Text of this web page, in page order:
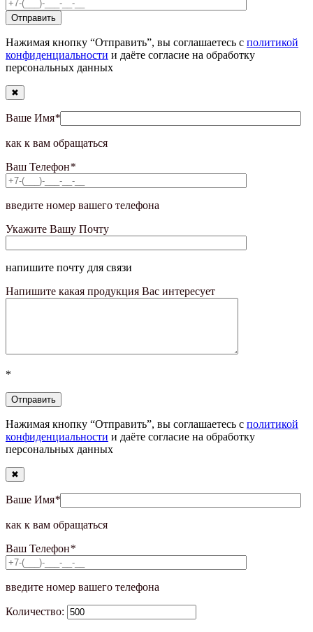
Нажимая кнопку “Отправить”, вы соглашаетесь с политикой
конфиденциальности и даёте согласие на обработку
персональных данных
✖
Ваше Имя*
как к вам обращаться
Ваш Телефон*
введите номер вашего телефона
Укажите Вашу Почту
напишите почту для связи
Напишите какая продукция Вас интересует
*
Нажимая кнопку “Отправить”, вы соглашаетесь с политикой
конфиденциальности и даёте согласие на обработку
персональных данных
✖
Ваше Имя*
как к вам обращаться
Ваш Телефон*
введите номер вашего телефона
Количество: